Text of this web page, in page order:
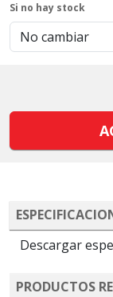
Si no hay stock
Descargar
PRODUCTOS